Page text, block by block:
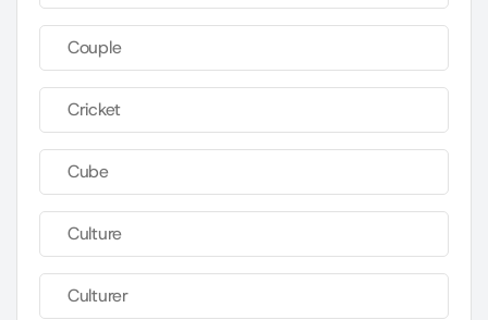
Couple
Cricket
Cube
Culture
Culturer